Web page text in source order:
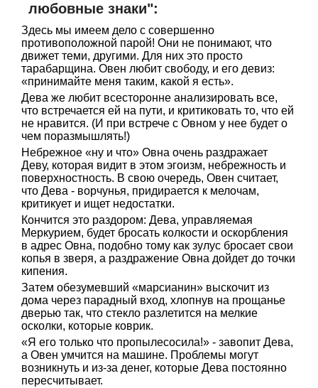
любовные знаки":
Здесь мы имеем дело с совершенно
противоположной парой! Они не понимают, что
движет теми, другими. Для них это просто
тарабарщина. Овен любит свободу, и его девиз:
«принимайте меня таким, какой я есть».
Дева же любит всесторонне анализировать все,
что встречается ей на пути, и критиковать то, что ей
не нравится. (И при встрече с Овном у нее будет о
чем поразмышлять!)
Небрежное «ну и что» Овна очень раздражает
Деву, которая видит в этом эгоизм, небрежность и
поверхностность. В свою очередь, Овен считает,
что Дева - ворчунья, придирается к мелочам,
критикует и ищет недостатки.
Кончится это раздором: Дева, управляемая
Меркурием, будет бросать колкости и оскорбления
в адрес Овна, подобно тому как зулус бросает свои
копья в зверя, а раздражение Овна дойдет до точки
кипения.
Затем обезумевший «марсианин» выскочит из
дома через парадный вход, хлопнув на прощанье
дверью так, что стекло разлетится на мелкие
осколки, которые коврик.
«Я его только что пропылесосила!» - завопит Дева,
а Овен умчится на машине. Проблемы могут
возникнуть и из-за денег, которые Дева постоянно
пересчитывает.